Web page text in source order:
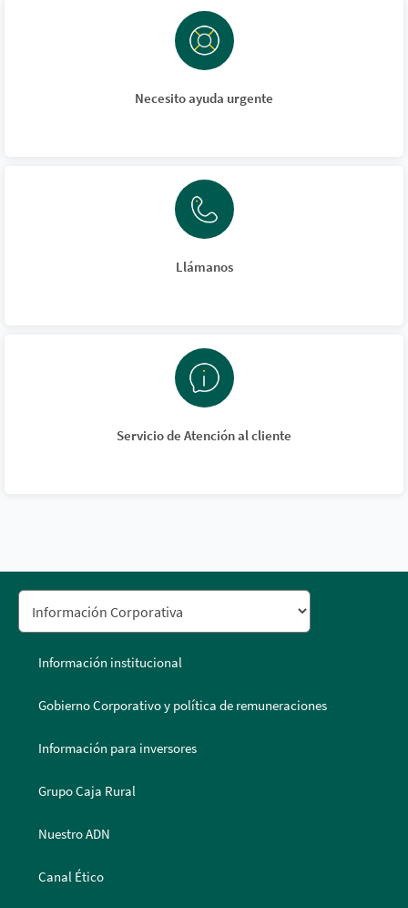
Necesito ayuda urgente
Llámanos
Servicio de Atención al cliente
Información institucional
Gobierno Corporativo y política de remuneraciones
Información para inversores
Grupo Caja Rural
Nuestro ADN
Canal Ético